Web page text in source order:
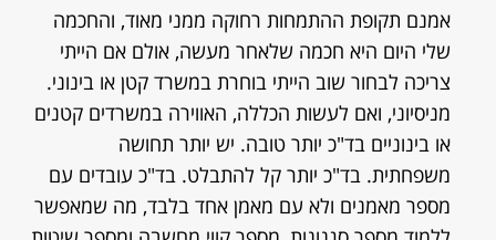
אמנם תקופת ההתמחות רחוקה ממני מאוד, והחכמה
שלי היום היא חכמה שלאחר מעשה, אולם אם הייתי
צריכה לבחור שוב הייתי בוחרת במשרד קטן או בינוני.
מניסיוני, ואם לעשות הכללה, האווירה במשרדים קטנים
או בינוניים בד"כ יותר טובה. יש יותר תחושה
משפחתית. בד"כ יותר קל להתבלט. בד"כ עובדים עם
מספר מאמנים ולא עם מאמן אחד בלבד, מה שמאפשר